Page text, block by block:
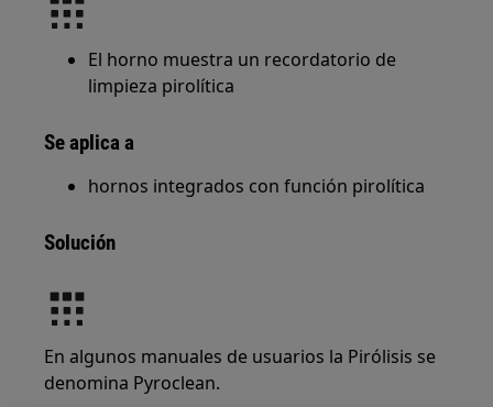
El horno muestra un recordatorio de
limpieza pirolítica
Se aplica a
hornos integrados con función pirolítica
Solución
En algunos manuales de usuarios la Pirólisis se
denomina Pyroclean.